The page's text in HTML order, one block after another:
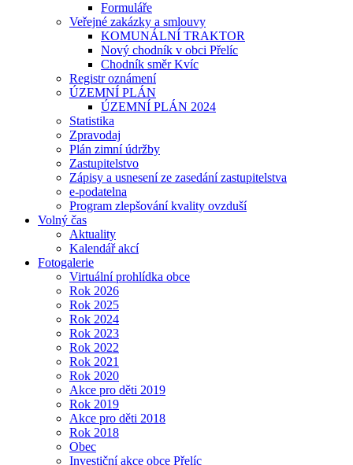
Formuláře
Veřejné zakázky a smlouvy
KOMUNÁLNÍ TRAKTOR
Nový chodník v obci Přelíc
Chodník směr Kvíc
Registr oznámení
ÚZEMNÍ PLÁN
ÚZEMNÍ PLÁN 2024
Statistika
Zpravodaj
Plán zimní údržby
Zastupitelstvo
Zápisy a usnesení ze zasedání zastupitelstva
e-podatelna
Program zlepšování kvality ovzduší
Volný čas
Aktuality
Kalendář akcí
Fotogalerie
Virtuální prohlídka obce
Rok 2026
Rok 2025
Rok 2024
Rok 2023
Rok 2022
Rok 2021
Rok 2020
Akce pro děti 2019
Rok 2019
Akce pro děti 2018
Rok 2018
Obec
Investiční akce obce Přelíc